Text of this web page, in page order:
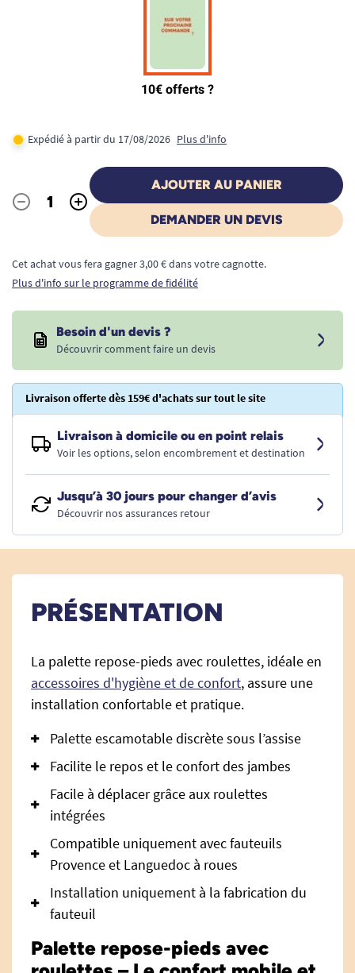
Expédié à partir du 17/08/2026 Plus d'info
Quantité
- +
AJOUTER AU PANIER
DEMANDER UN DEVIS
Cet achat vous fera gagner 3,00 € dans votre cagnotte.
Plus d'info sur le programme de fidélité
Besoin d'un devis ?
Découvrir comment faire un devis
Livraison offerte dès 159€ d'achats sur tout le site
Livraison à domicile ou en point relais
Voir les options, selon encombrement et destination
Jusqu’à 30 jours pour changer d’avis
Découvrir nos assurances retour
PRÉSENTATION
La palette repose-pieds avec roulettes, idéale en
accessoires d'hygiène et de confort, assure une
installation confortable et pratique.
Palette escamotable discrète sous l’assise
Facilite le repos et le confort des jambes
Facile à déplacer grâce aux roulettes
intégrées
Compatible uniquement avec fauteuils
Provence et Languedoc à roues
Installation uniquement à la fabrication du
fauteuil
Palette repose-pieds avec